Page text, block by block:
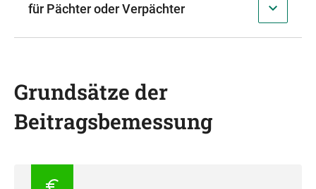
für Pächter oder Verpächter
Grundsätze der
Beitragsbemessung